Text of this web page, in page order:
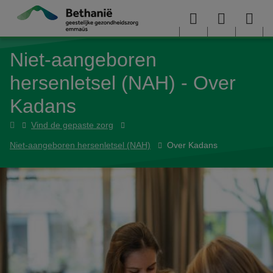
Overslaan en naar de inhoud gaan
Menu User
Niet-aangeboren
hersenletsel (NAH) - Over
Kadans
HulpVind de gepaste zorg
Niet-aangeboren hersenletsel (NAH) Over Kadans